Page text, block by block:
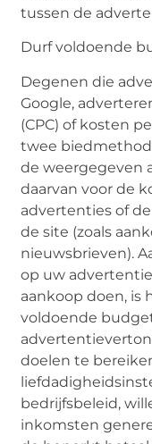
tussen de
Durf voldoende
Degenen die
Google,
(CPC) of kosten
twee
de weergegeven
daarvan voor de
advertenties of
de site (zoals
nieuwsbrieven).
op uw
aankoop doen, is
voldoende
doelen te
bedrijfsbeleid,
inkomsten